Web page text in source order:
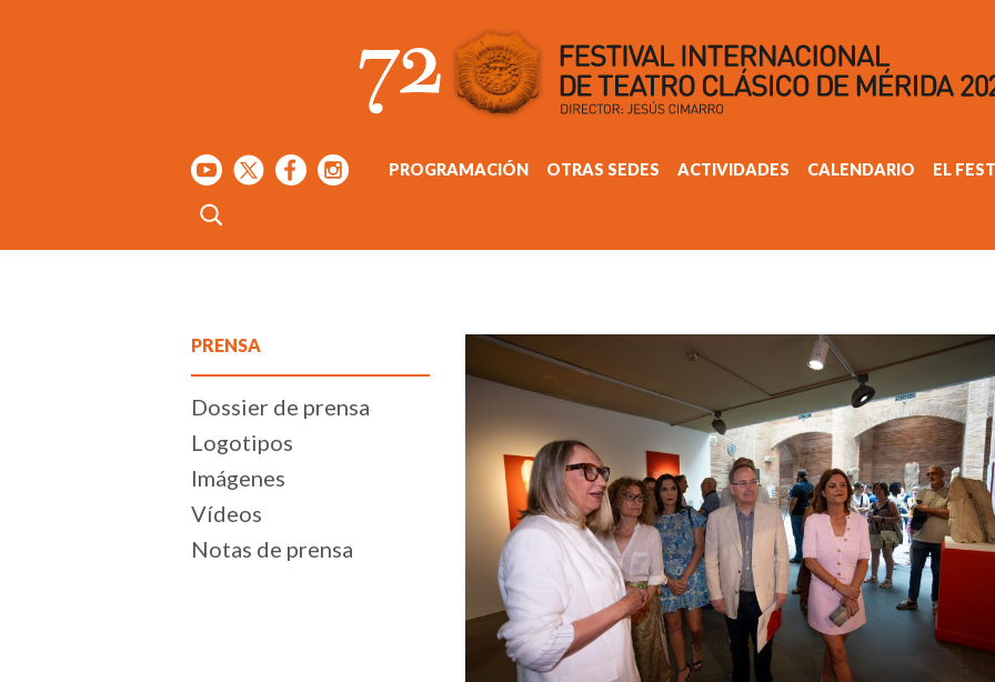
PROGRAMACIÓN OTRAS SEDES ACTIVIDADES CALENDARIO EL
PRENSA
Dossier de prensa
Logotipos
Imágenes
Vídeos
Notas de prensa